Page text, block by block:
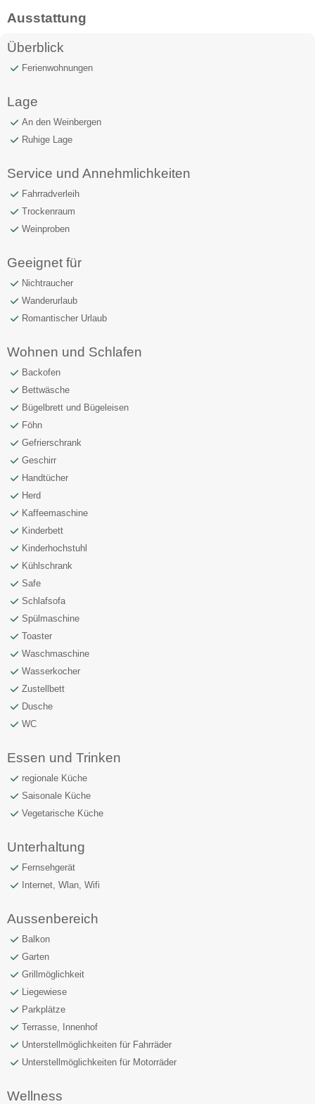
Ausstattung
Überblick
Ferienwohnungen
Lage
An den Weinbergen
Ruhige Lage
Service und Annehmlichkeiten
Fahrradverleih
Trockenraum
Weinproben
Geeignet für
Nichtraucher
Wanderurlaub
Romantischer Urlaub
Wohnen und Schlafen
Backofen
Bettwäsche
Bügelbrett und Bügeleisen
Föhn
Gefrierschrank
Geschirr
Handtücher
Herd
Kaffeemaschine
Kinderbett
Kinderhochstuhl
Kühlschrank
Safe
Schlafsofa
Spülmaschine
Toaster
Waschmaschine
Wasserkocher
Zustellbett
Dusche
WC
Essen und Trinken
regionale Küche
Saisonale Küche
Vegetarische Küche
Unterhaltung
Fernsehgerät
Internet, Wlan, Wifi
Aussenbereich
Balkon
Garten
Grillmöglichkeit
Liegewiese
Parkplätze
Terrasse, Innenhof
Unterstellmöglichkeiten für Fahrräder
Unterstellmöglichkeiten für Motorräder
Wellness